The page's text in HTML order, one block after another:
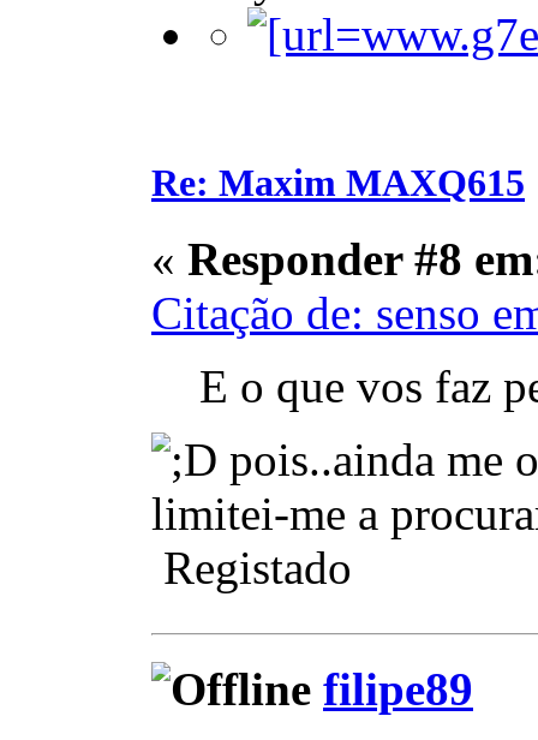
Re: Maxim MAXQ615
« Responder #8
Citação de: senso
E o que vos faz
pois..ainda me
limitei-me a
Registado
filipe89